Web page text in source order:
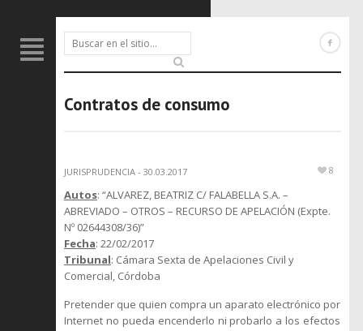
Contratos de consumo
JURISPRUDENCIA - 30.03.2017 8
Autos: “ALVAREZ, BEATRIZ C/ FALABELLA S.A. –
ABREVIADO – OTROS – RECURSO DE APELACIÓN (Expte.
Nº 02644308/36)”
Fecha: 22/02/2017
Tribunal: Cámara Sexta de Apelaciones Civil y
Comercial, Córdoba
Pretender que quien compra un aparato electrónico por
Internet no pueda encenderlo ni probarlo a los efectos